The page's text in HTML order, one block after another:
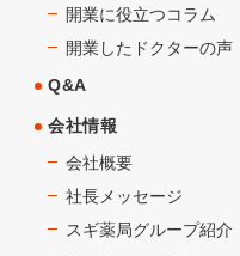
開業に役立つコラム
開業したドクターの声
Q&A
会社情報
会社概要
社長メッセージ
スギ薬局グループ紹介